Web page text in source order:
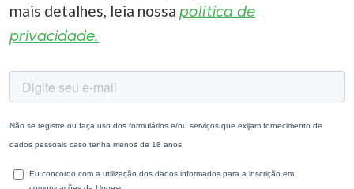
mais detalhes, leia nossa política de
privacidade.